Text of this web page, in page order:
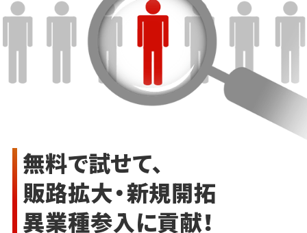
無料で試せて、
販路拡大・新規開拓
異業種参入に貢献！